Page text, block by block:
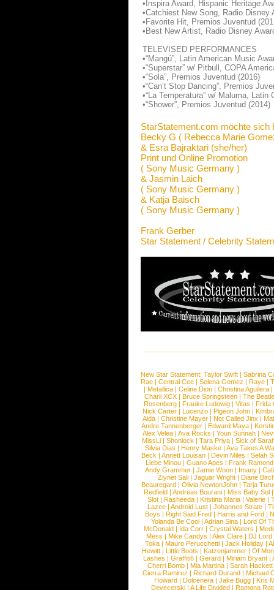
•Inspira Award, Hispanic Heritage
•Catchiest New Song, Radio Disney
•Favorite Hit, Premios Juventud
•Best New Artist, Radio Disney
TELEVISED PERFORMANCES
•“Mangú”, Latin American Music
•“Superstar” w/ Pitbull, COPA
•“Sola”, Premios Juventud (2016)
•“Can’t Stop Dancing”, Premios
•“La Temperatura” w/ Maluma,
•“Shower”, Premios Juventud (2014)
StarStatement.com möchte sich
Becky G ( Rebecca Marie
& Esra Bajraktari (she/her)
Print und Online Promotion
( Sony Music Germany )
& Jasmin Laich
( Sony Music Germany )
& Katja Baisch
( Sony Music Germany )
Frank Gerber
Star Statement / Celebrity
New Star Statement: Taylor Swift | Sabrina
Rae |Central Cee |Selena Gomez |Raye |
| Metallica | Celine Dion | Christina Aguilera |
Charli XCX |Bruce Springsteen |The
Rosenberg | Frauke Ludowig | Vitas | Frida
Nick Carter | Lucenzo | Pigeon John |
Aida |Christine Mayer |Not Called Jinx |
Andre Tannenberger | Edward Maya |
Alex Velea | Ava Rocks | Youn Sunnah |
MissLi | Shonlock | Tara Priya | Sick of
Silvia Dias |Henry Maske |Ava Takes A
Beck |Annett Louisan |Devin Miles |Selah
Liebe Minou |Guano Apes |Frank Ramond
Andy Grammer |Jamie Woon | Imany |
Ziynet Sali |Jaguar Wright |Diane
Beauregard |Olivia NewtonJohn |Tarja
Redfield | Andreas Bourani | Miss Baby Sol
Slot | Rasheeda | Kristina Maria | Valerie |
Lazee | Android Lust | Johannes Strate |
Boys | Right Said Fred | Harris and Ford |
Yolanda Be Cool |Adrian Sina |Lord Of
McDonald | Ida Corr |Crystal Waters |
Mess | Mike Candys | Alex Clare | DJ Lord
Toka | Mauro Perucchetti | Jack Holiday |
Hewitt |Little Boots |Katzenjammer |Of
Lashes |Graffiti6 |Gerard |Miriam Bryant |
Cherri Bomb | Mia Martina | Sarah Hackett
Cierra Ramirez | Richard Durand | Michael
Howard |Dolcenera |Jake Bugg |Kris
Devecerski |A Life Divided |Ramona